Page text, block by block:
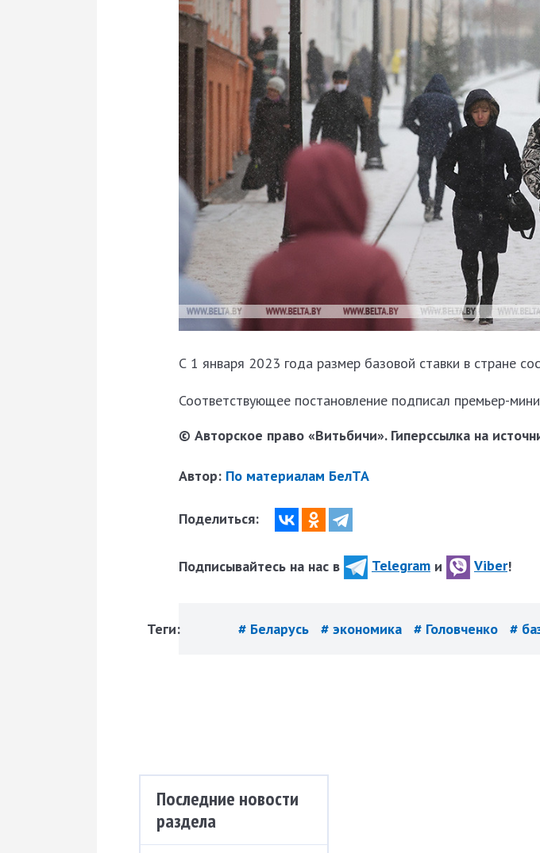
С 1 января 2023 года размер базовой ставки в стране
Соответствующее постановление подписал премьер-
© Авторское право «Витьбичи». Гиперссылка на
Автор: По материалам БелТА
Поделиться:
Подписывайтесь на нас в Telegram и Viber!
Теги: # Беларусь # экономика # Головченко #
Последние новости
раздела